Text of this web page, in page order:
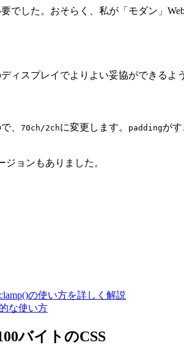
でした。おそらく、私が「モダン」
ィスプレイでよりよい妥協ができるよ
、 70ch/2chに変更します。 paddingが
ョンもありました。
の使い方を詳しく解説
な使い方
バイトのCSS